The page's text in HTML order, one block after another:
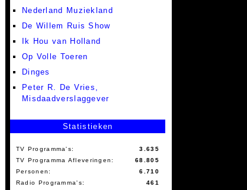
Nederland Muziekland
De Willem Ruis Show
Ik Hou van Holland
Op Volle Toeren
Dinges
Peter R. De Vries,
Misdaadverslaggever
Statistieken
TV Programma's:
3.635
TV Programma Afleveringen:
68.805
Personen:
6.710
Radio Programma's:
461